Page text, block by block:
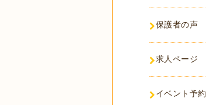
保護者の声
求人ページ
イベント予約